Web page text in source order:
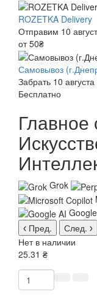
ROZETKA Delivery
Отправим 10
от 50₴
Самовывоз
Забрать 10 августа
Бесплатно
Главное
Grok
Пред.
След.
Нет в наличии
25.31 ₴